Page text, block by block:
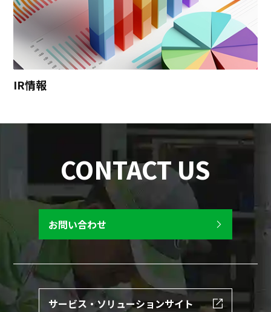
IR情報
CONTACT US
お問い合わせ
サービス・ソリューションサイト